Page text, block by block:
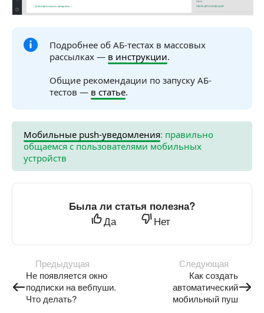
Подробнее об АБ-тестах в массовых
рассылках — в инструкции.
Общие рекомендации по запуску АБ-
тестов — в статье.
Мобильные push-уведомления: правильно
общаемся с пользователями мобильных
устройств
Была ли статья полезна?
Да Нет
Предыдущая
Не появляется окно
подписки на вебпуши.
Что делать?
Следующая
Как создать
автоматический
мобильный пуш